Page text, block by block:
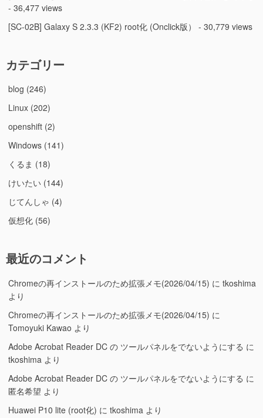
- 36,477 views
[SC-02B] Galaxy S 2.3.3 (KF2) root化 (Onclick版）
- 30,779 views
カテゴリー
blog (246)
Linux (202)
openshift (2)
Windows (141)
くるま (18)
けいたい (144)
じてんしゃ (4)
仮想化 (56)
最近のコメント
Chromeの再インストールのため拡張メモ(2026/04/15) に tkoshima
より
Chromeの再インストールのため拡張メモ(2026/04/15) に
Tomoyuki Kawao より
Adobe Acrobat Reader DC の ツールパネルをでないようにする に
tkoshima より
Adobe Acrobat Reader DC の ツールパネルをでないようにする に
匿名希望 より
Huawei P10 lite (root化) に tkoshima より